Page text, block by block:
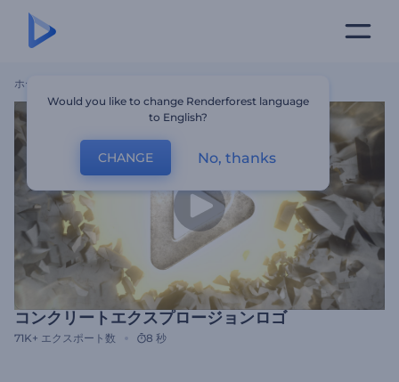
ホーム
コンクリートエクスプロージョンロゴ
71K+ エクスポート数 8 秒
Would you like to change Renderforest language
to English?
CHANGE No, thanks